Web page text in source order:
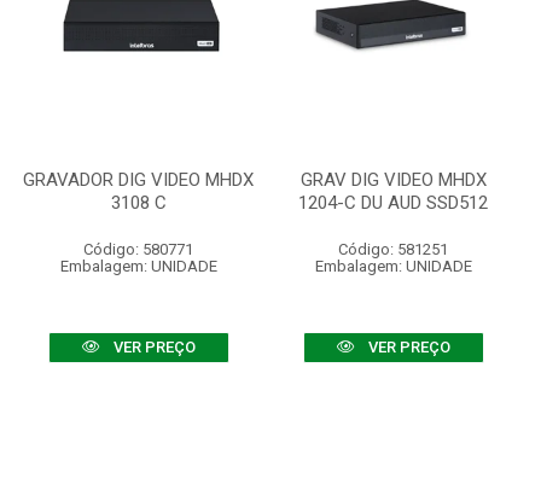
GRAVADOR DIG VIDEO MHDX
3108 C
Código: 580771
Embalagem: UNIDADE
VER PREÇO
GRAV DIG VIDEO MHDX
1204-C DU AUD SSD512
Código: 581251
Embalagem: UNIDADE
VER PREÇO